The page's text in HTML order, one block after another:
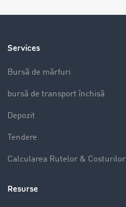
Services
Bursă de mărfuri
bursă de transport închisă
Depozit
Tendere
Calcularea Rutelor & Costurilor
Resurse